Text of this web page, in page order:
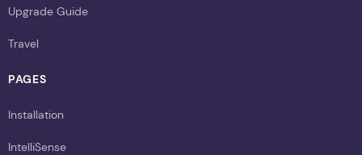
Upgrade Guide
Travel
PAGES
Installation
IntelliSense